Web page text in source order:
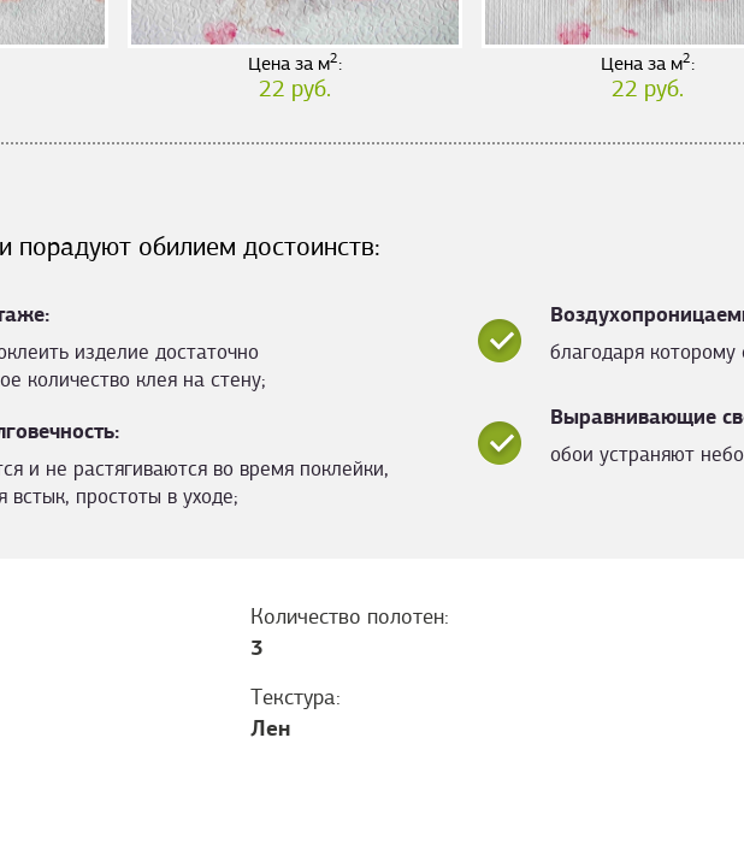
Цена за м2:
22 руб.
Цена за м2:
22 руб.
порадуют обилием достоинств:
изделие достаточно
количество клея на стену;
благодаря
Выравнивающие
обои устраняют
и не растягиваются во время поклейки,
встык, простоты в уходе;
Количество полотен:
3
Текстура:
Лен